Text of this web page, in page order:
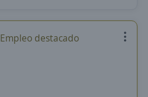
Empleo destacado